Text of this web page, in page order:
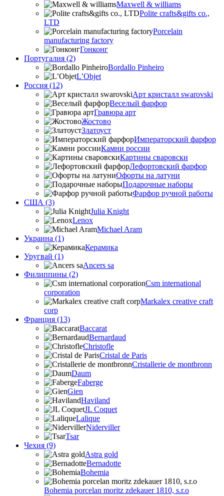
Maxwell & williams
Polite crafts&gifts co.,
LTD
Porcelain
manufacturing factory
Гонконг
Португалия (2)
Bordallo Pinheiro
L’Objet
Россия (12)
Арт кристалл swarovski
Веселый фарфор
Гравюра арт
Жостово
Златоуст
Императорский фарфор
Камни россии
Картины сваровски
Лефортовский фарфор
Офорты на латуни
Подарочные наборы
Фарфор ручной работы
США (3)
Julia Knight
Lenox
Michael Aram
Украина (1)
Керамика
Уругвай (1)
Ancers sa
Филиппины (2)
Csm international
corporation
Markalex creative craft
corp
Франция (13)
Baccarat
Bernardaud
Christofle
Cristal de Paris
Cristallerie de montbronn
Daum
Faberge
Gien
Haviland
JL Coquet
Lalique
Niderviller
Tsar
Чехия (9)
Astra gold
Bernadotte
Bohemia
Bohemia porcelan moritz zdekauer 1810, s.r.o